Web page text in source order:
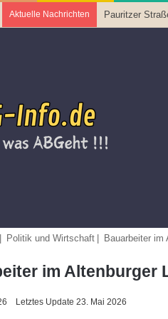
Aktuelle Nachrichten Pauritzer
Politik und Wirtschaft Bauarbeiter im
im Altenburger
Letztes Update 23. Mai 2026